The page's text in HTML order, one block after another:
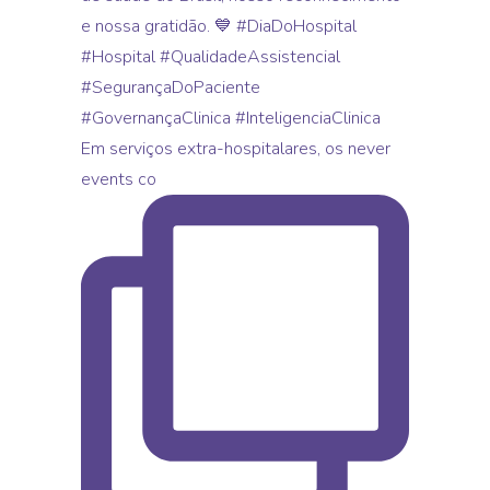
Em serviços extra-hospitalares, os never
events co